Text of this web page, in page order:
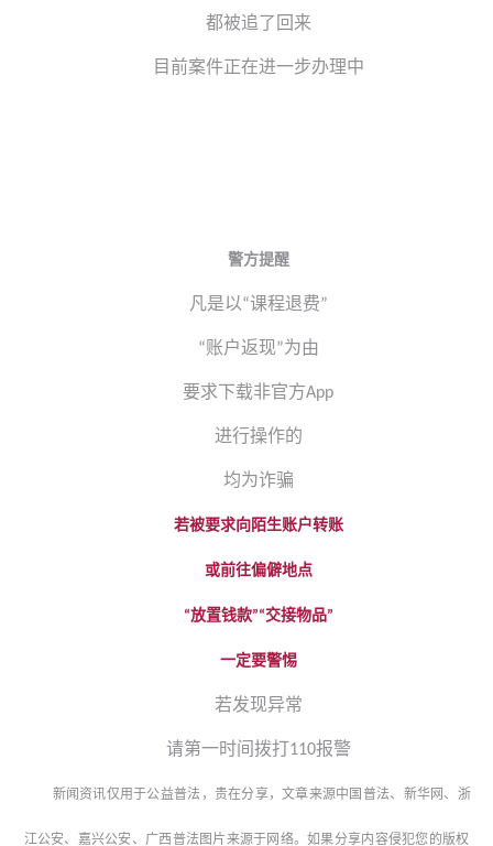
都被追了回来
目前案件正在进一步办理中
警方提醒
凡是以“课程退费”
“账户返现”为由
要求下载非官方App
进行操作的
均为诈骗
若被要求向陌生账户转账
或前往偏僻地点
“放置钱款”“交接物品”
一定要警惕
若发现异常
请第一时间拨打110报警
新闻资讯仅用于公益普法，贵在分享，文章来源中国普法、新华网、浙
江公安、嘉兴公安、广西普法 图片来源于网络。如果分享内容侵犯您的版权